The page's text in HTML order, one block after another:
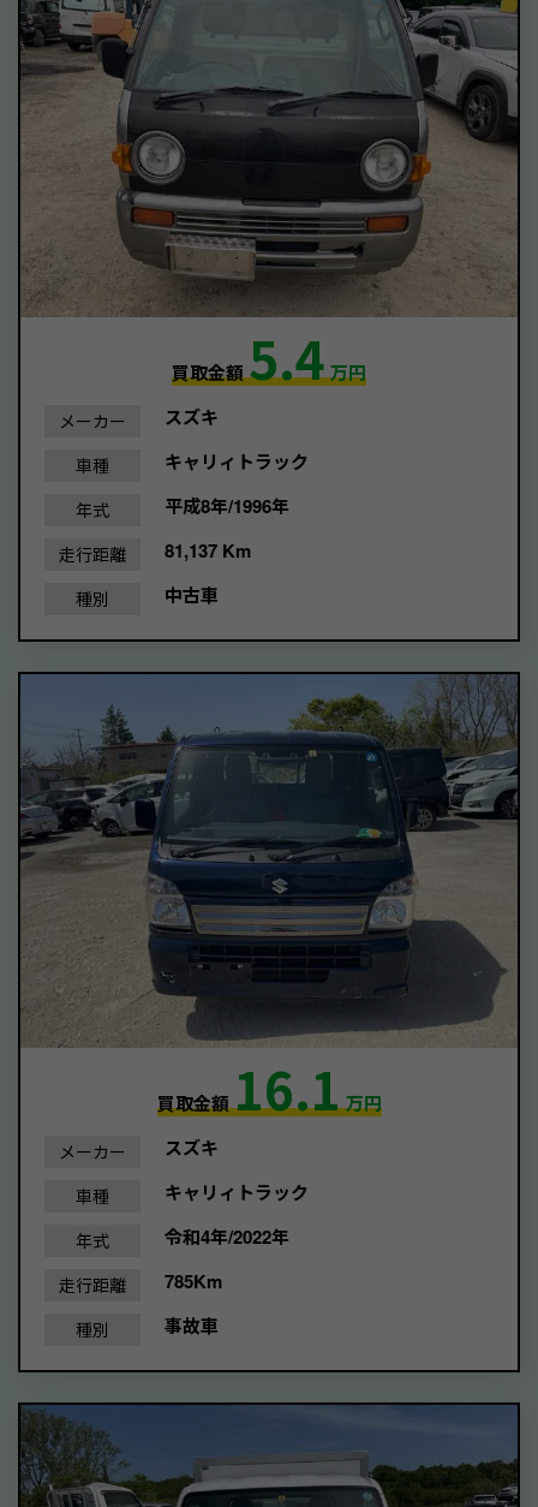
買取金額5.4万円
メーカー スズキ
車種 キャリィトラック
年式 平成8年/1996年
走行距離 81,137 Km
種別 中古車
買取金額16.1万円
メーカー スズキ
車種 キャリィトラック
年式 令和4年/2022年
走行距離 785Km
種別 事故車